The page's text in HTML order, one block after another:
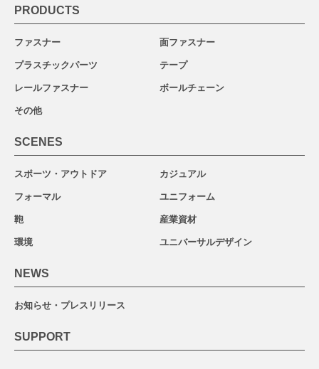
PRODUCTS
ファスナー 面ファスナー
プラスチックパーツ テープ
レールファスナー ボールチェーン
その他
SCENES
スポーツ・アウトドア カジュアル
フォーマル ユニフォーム
鞄 産業資材
環境 ユニバーサルデザイン
NEWS
お知らせ・プレスリリース
SUPPORT